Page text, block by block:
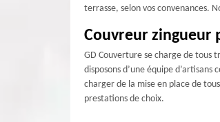
terrasse, selon vos convenances.
Couvreur zingueur
GD Couverture se charge de tous
disposons d’une équipe
charger de la mise en place de
prestations de choix.